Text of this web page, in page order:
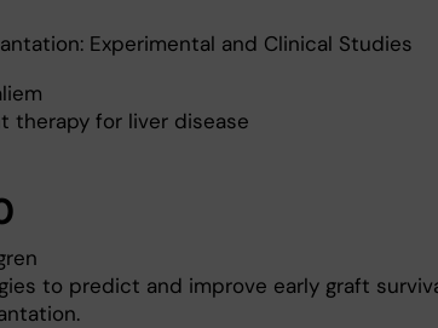
Experimental and Clinical Studies
therapy for liver disease
to predict and improve early graft